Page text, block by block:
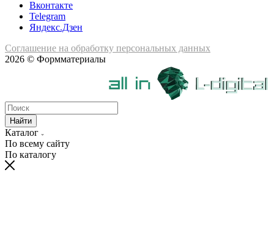
Вконтакте
Telegram
Яндекс.Дзен
Соглашение на обработку персональных данных
2026 © Формматериалы
Найти
Каталог
По всему сайту
По каталогу